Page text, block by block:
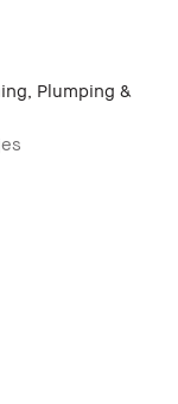
Plumping &